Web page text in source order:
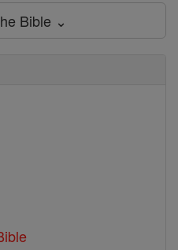
Bible ⌄